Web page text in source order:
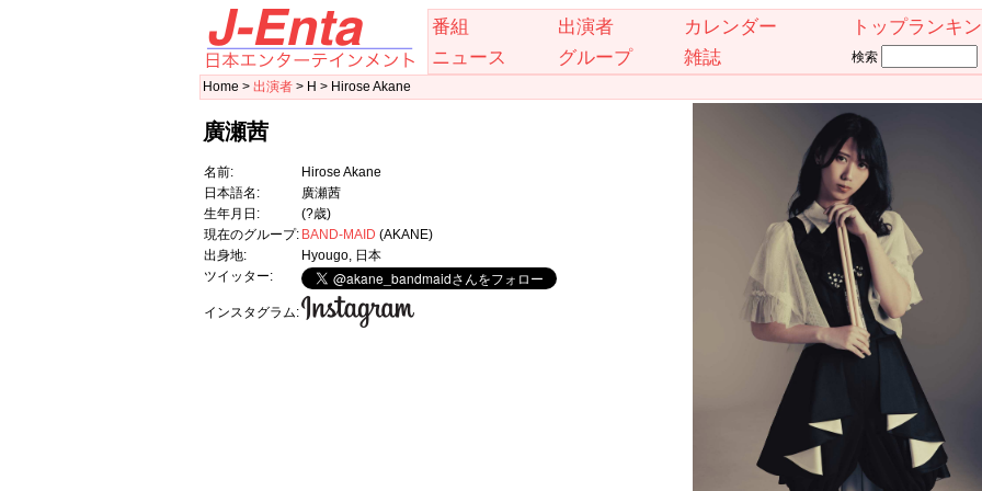
番組 出演者 カレンダー
トップランキ
ニュース
グループ 雑誌
検索
Home > 出演者 > H > Hirose Akane
廣瀬茜
名前:
Hirose Akane
日本語名:
廣瀬茜
生年月日:
(?歳)
現在のグループ: BAND-MAID (AKANE)
出身地:
Hyougo, 日本
ツイッター:
インスタグラム: